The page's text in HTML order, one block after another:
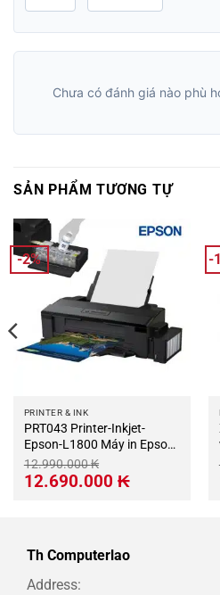
Chưa có đánh giá nào phù
SẢN PHẨM TƯƠNG TỰ
-2%
PRINTER & INK
PRT043 Printer-Inkjet-
Epson-L1800 Máy in Epson
L1800 In phun màu
12.990.000₭
Giá
gốc
12.690.000 ₭Giá
hiện
-
Th Computerlao
Address: